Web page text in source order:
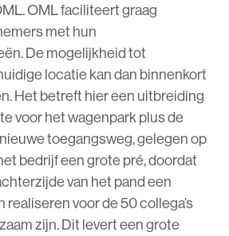
OML faciliteert graag
met hun
De mogelijkheid tot
locatie kan dan binnenkort
Het betreft hier een uitbreiding
voor het wagenpark plus de
toegangsweg, gelegen op
bedrijf een grote pré, doordat
van het pand een
voor de 50 collega’s
zijn. Dit levert een grote